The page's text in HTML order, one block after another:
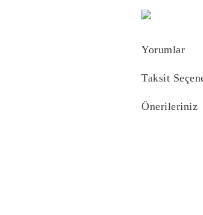
Yorumlar
Taksit
Önerileriniz